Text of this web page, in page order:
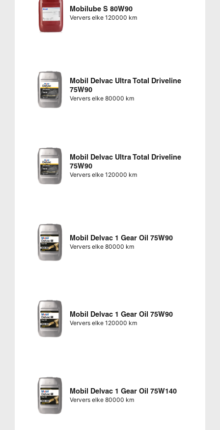
Mobilube S 80W90
Ververs elke 120000 km
Mobil Delvac Ultra Total Driveline
75W90
Ververs elke 80000 km
Mobil Delvac Ultra Total Driveline
75W90
Ververs elke 120000 km
Mobil Delvac 1 Gear Oil 75W90
Ververs elke 80000 km
Mobil Delvac 1 Gear Oil 75W90
Ververs elke 120000 km
Mobil Delvac 1 Gear Oil 75W140
Ververs elke 80000 km